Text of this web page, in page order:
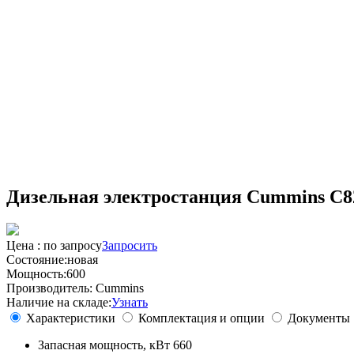
Дизельная электростанция Cummins
Цена : по запросуЗапросить
Состояние:новая
Мощность:600
Производитель: Cummins
Наличие на складе:Узнать
Характеристики
Комплектация и опции
Документы
Запасная мощность, кВт 660